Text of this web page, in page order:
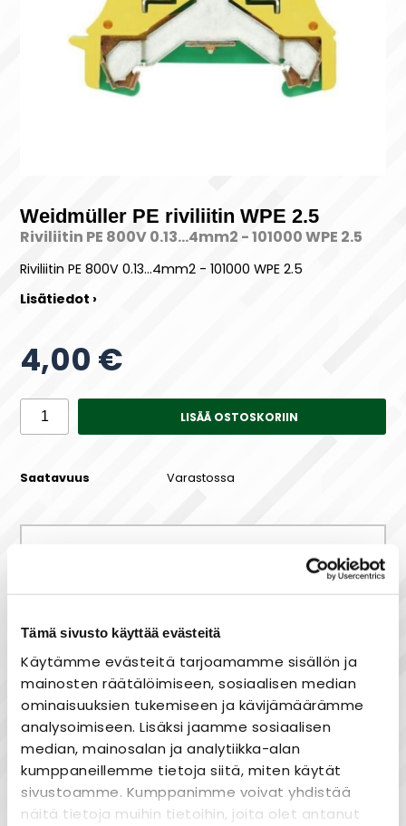
Tämä sivusto käyttää evästeitä
Käytämme evästeitä tarjoamamme sisällön ja
mainosten räätälöimiseen, sosiaalisen median
ominaisuuksien tukemiseen ja kävijämäärämme
analysoimiseen. Lisäksi jaamme sosiaalisen
median, mainosalan ja analytiikka-alan
kumppaneillemme tietoja siitä, miten käytät
sivustoamme. Kumppanimme voivat yhdistää
näitä tietoja muihin tietoihin, joita olet antanut
Weidmüller PE riviliitin WPE 2.5
Riviliitin PE 800V 0.13...4mm2 - 101000 WPE 2.5
Riviliitin PE 800V 0.13...4mm2 - 101000 WPE 2.5
Lisätiedot ›
4,00 €
LISÄÄ OSTOSKORIIN
Saatavuus Varastossa
Nopea toimitus
Heti varastosta
Joustavat maksutavat